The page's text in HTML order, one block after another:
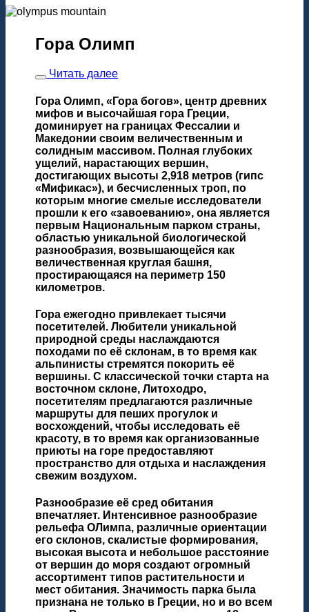
Гора Олимп
Читать далее
Гора Олимп, «Гора богов», центр древних
мифов и высочайшая гора Греции,
доминирует на границах Фессалии и
Македонии своим величественным и
солидным массивом. Полная глубоких
ущелий, нарастающих вершин,
достигающих высоты 2,918 метров (гипс
«Мификас»), и бесчисленных троп, по
которым многие смелые исследователи
прошли к его «завоеванию», она является
первым Национальным парком страны,
областью уникальной биологической
разнообразия, возвышающейся как
величественная круглая башня,
простирающаяся на периметр 150
километров.
Гора ежегодно привлекает тысячи
посетителей. Любители уникальной
природной среды наслаждаются
походами по её склонам, в то время как
альпинисты стремятся покорить её
вершины. С классической точки старта на
восточном склоне, Литоходро,
посетителям предлагаются различные
маршруты для пеших прогулок и
восхождений, чтобы исследовать её
красоту, в то время как организованные
приюты на горе предоставляют
пространство для отдыха и наслаждения
свежим воздухом.
Разнообразие её сред обитания
впечатляет. Интенсивное разнообразие
рельефа ОЛимпа, различные ориентации
его склонов, скалистые формирования,
высокая высота и небольшое расстояние
от вершин до моря создают огромный
ассортимент типов растительности и
мест обитания. Значимость парка была
признана не только в Греции, но и во всем